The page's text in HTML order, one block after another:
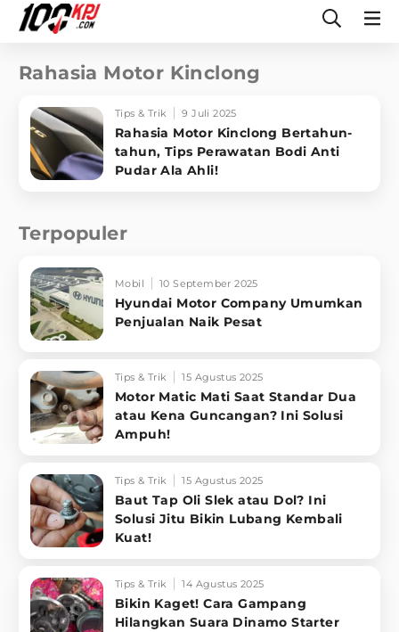
Rahasia Motor Kinclong
Tips & Trik 9 Juli 2025
Rahasia Motor Kinclong Bertahun-
tahun, Tips Perawatan Bodi Anti
Pudar Ala Ahli!
Terpopuler
Mobil 10 September 2025
Hyundai Motor Company Umumkan
Penjualan Naik Pesat
Tips & Trik 15 Agustus 2025
Motor Matic Mati Saat Standar Dua
atau Kena Guncangan? Ini Solusi
Ampuh!
Tips & Trik 15 Agustus 2025
Baut Tap Oli Slek atau Dol? Ini
Solusi Jitu Bikin Lubang Kembali
Kuat!
Tips & Trik 14 Agustus 2025
Bikin Kaget! Cara Gampang
Hilangkan Suara Dinamo Starter